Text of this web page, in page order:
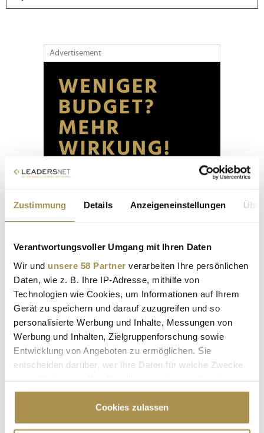
Zustimmung Details Anzeigeneinstellungen
Verantwortungsvoller Umgang mit Ihren Daten
Wir und unsere 58 Partner verarbeiten Ihre persönlichen
Daten, wie z. B. Ihre IP-Adresse, mithilfe von
Technologien wie Cookies, um Informationen auf Ihrem
Gerät zu speichern und darauf zuzugreifen und so
personalisierte Werbung und Inhalte, Messungen von
Werbung und Inhalten, Zielgruppenforschung sowie
Entwicklung von Angeboten zu ermöglichen. Sie
entscheiden darüber, wer Ihre Daten für welche Zwecke
Cookie-Erklärung oder durch Klicken auf das Privacy
Trigger Symbol ändern oder widerrufen
Cookies zulassen
Advertisement